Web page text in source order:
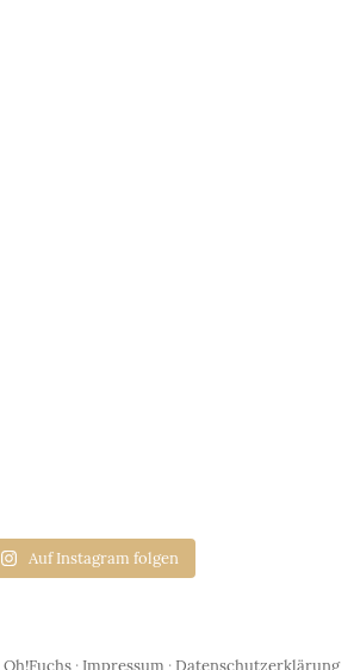
Auf Instagram folgen
Oh!Fuchs · Impressum · Datenschutzerklärung